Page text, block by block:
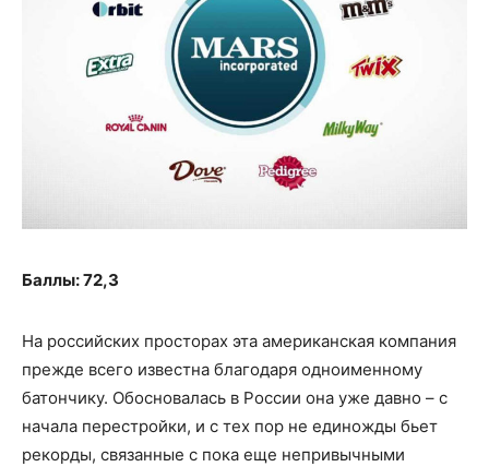
Баллы: 72,3
На российских просторах эта американская компания
прежде всего известна благодаря одноименному
батончику. Обосновалась в России она уже давно – с
начала перестройки, и с тех пор не единожды бьет
рекорды, связанные с пока еще непривычными